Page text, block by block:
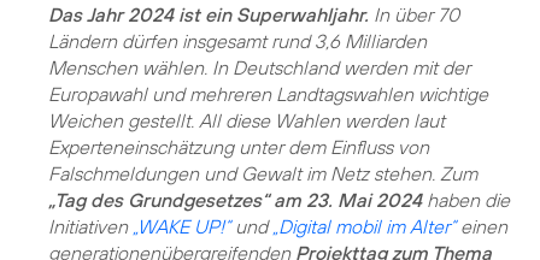
Das Jahr 2024 ist ein Superwahljahr. In über 70
Ländern dürfen insgesamt rund 3,6 Milliarden
Menschen wählen. In Deutschland werden mit der
Europawahl und mehreren Landtagswahlen wichtige
Weichen gestellt. All diese Wahlen werden laut
Experteneinschätzung unter dem Einfluss von
Falschmeldungen und Gewalt im Netz stehen. Zum
„Tag des Grundgesetzes“ am 23. Mai 2024haben die
Initiativen „WAKE UP!“und„Digital mobil im Alter“einen
generationenübergreifenden Projekttag zum Thema